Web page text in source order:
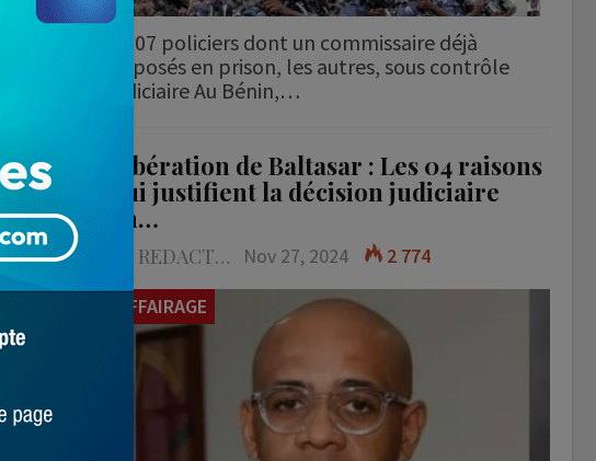
07 policiers dont un commissaire déjà
déposés en prison, les autres, sous contrôle
judiciaire Au Bénin,…
Libération de Baltasar : Les 04 raisons
qui justifient la décision judiciaire
en…
LA REDACTION Nov 27, 2024
2 774
AFFAIRAGE